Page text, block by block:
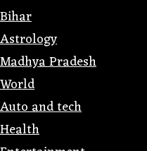
Bihar
Astrology
Madhya Pradesh
World
Auto and tech
Health